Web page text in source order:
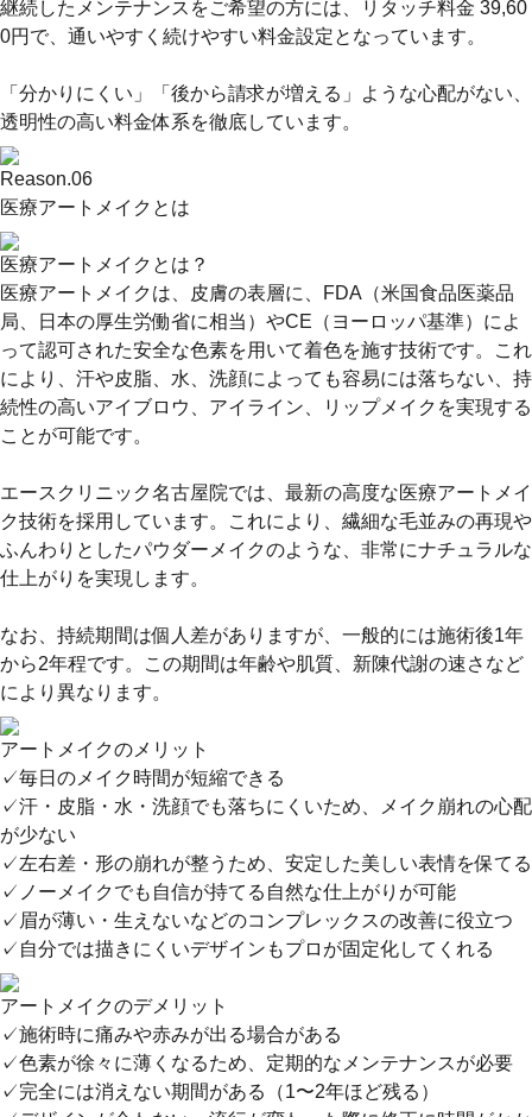
継続したメンテナンスをご希望の方には、リタッチ料金 39,60
0円で、通いやすく続けやすい料金設定となっています。
「分かりにくい」「後から請求が増える」ような心配がない、
透明性の高い料金体系を徹底しています。
Reason.06
医療アートメイクとは
医療アートメイクとは？
医療アートメイクは、皮膚の表層に、FDA（米国食品医薬品
局、日本の厚生労働省に相当）やCE（ヨーロッパ基準）によ
って認可された安全な色素を用いて着色を施す技術です。これ
により、汗や皮脂、水、洗顔によっても容易には落ちない、持
続性の高いアイブロウ、アイライン、リップメイクを実現する
ことが可能です。
エースクリニック名古屋院では、最新の高度な医療アートメイ
ク技術を採用しています。これにより、繊細な毛並みの再現や
ふんわりとしたパウダーメイクのような、非常にナチュラルな
仕上がりを実現します。
なお、持続期間は個人差がありますが、一般的には施術後1年
から2年程です。この期間は年齢や肌質、新陳代謝の速さなど
により異なります。
アートメイクのメリット
✓毎日のメイク時間が短縮できる
✓汗・皮脂・水・洗顔でも落ちにくいため、メイク崩れの心配
が少ない
✓左右差・形の崩れが整うため、安定した美しい表情を保てる
✓ノーメイクでも自信が持てる自然な仕上がりが可能
✓眉が薄い・生えないなどのコンプレックスの改善に役立つ
✓自分では描きにくいデザインもプロが固定化してくれる
アートメイクのデメリット
✓施術時に痛みや赤みが出る場合がある
✓色素が徐々に薄くなるため、定期的なメンテナンスが必要
✓完全には消えない期間がある（1〜2年ほど残る）